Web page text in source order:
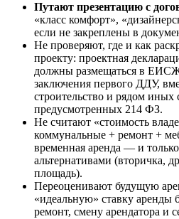
Путают презентацию с
«класс комфорт»,
если не закреплены в
Не проверяют, где и как
проекту: проектная
должны размещаться в
заключения первого ДДУ,
строительство и рядом иных
предусмотренных 214 ФЗ.
Не считают «стоимость
коммунальные + ремонт +
временная аренда — и
альтернативами (вторичка,
площадь).
Переоценивают будущую
«идеальную» ставку аренды
ремонт, смену арендатора и